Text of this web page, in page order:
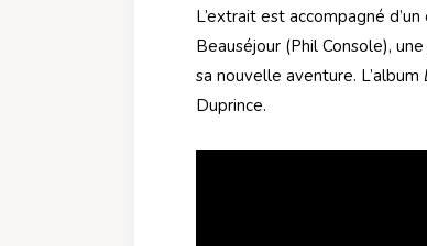
L’extrait est accompagné
Beauséjour (Phil Console),
sa nouvelle aventure. L’album
Duprince.